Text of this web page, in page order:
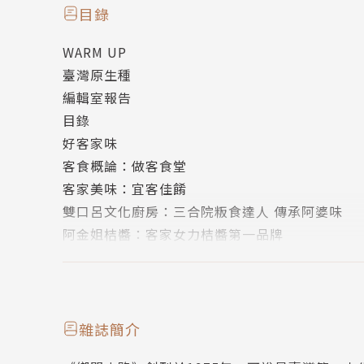
目錄
WARM UP
臺灣原生種
編輯室報告
目錄
好客家味
客食概論：做客食堂
客家美味：宜客佳餚
雙口呂文化廚房：三合院粄食達人 傳承阿婆味
阿金姐桔醬：客家女力桔醬第一品牌
我吃故我在：用石頭烹煮
雜誌簡介